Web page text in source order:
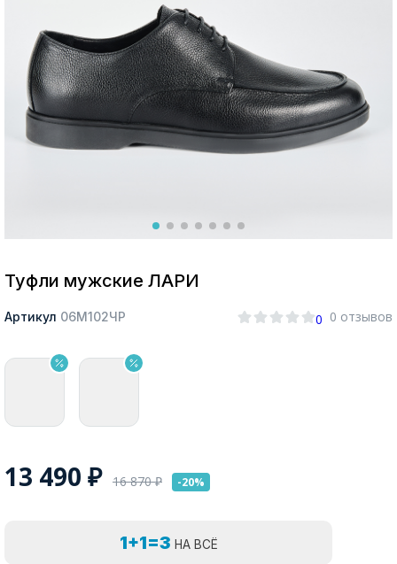
Москва
Туфли мужские ЛАРИ
Артикул 06М102ЧР 0 0 отзывов
13 490 ₽ 16 870₽ -20%
1+1=3 НА ВСЁ